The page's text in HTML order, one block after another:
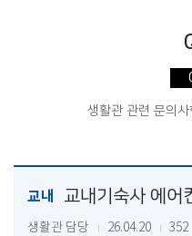
생활관 관련 문의
교내 교내기숙사 에어
생활관 담당 26.04.20 352